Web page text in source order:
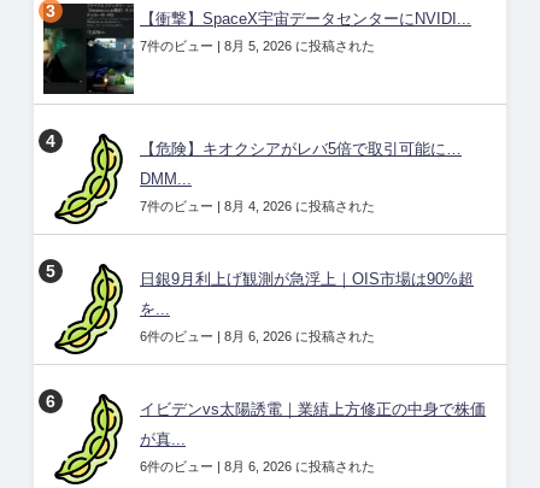
【衝撃】SpaceX宇宙データセンターにNVIDI...
7件のビュー | 8月 5, 2026 に投稿された
【危険】キオクシアがレバ5倍で取引可能に…
DMM...
7件のビュー | 8月 4, 2026 に投稿された
日銀9月利上げ観測が急浮上｜OIS市場は90%超
を...
6件のビュー | 8月 6, 2026 に投稿された
イビデンvs太陽誘電｜業績上方修正の中身で株価
が真...
6件のビュー | 8月 6, 2026 に投稿された